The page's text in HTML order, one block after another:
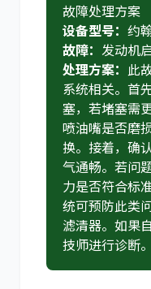
故障处理方案
设备型号： 约
故障： 发动机
处理方案： 此
系统相关。首
塞，若堵塞需
喷油嘴是否磨
换。接着，确
气通畅。若问
力是否符合标
统可预防此类
滤清器。如果
技师进行诊断。